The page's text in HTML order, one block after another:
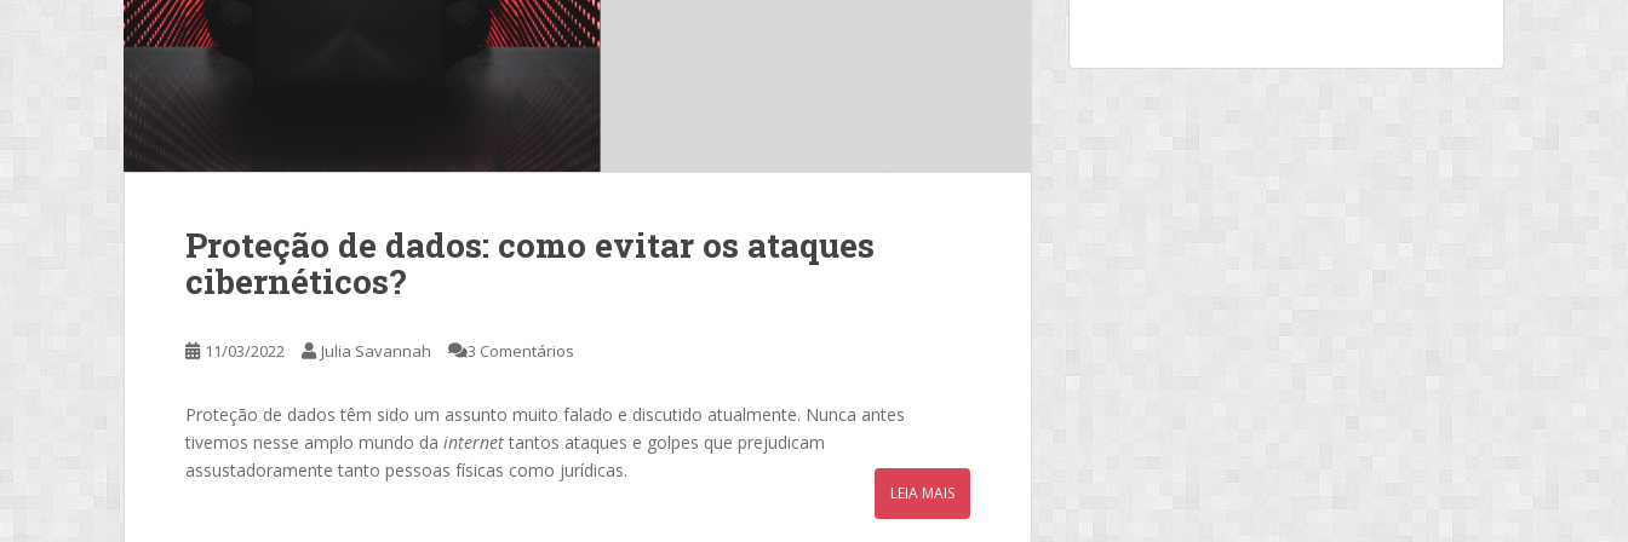
Proteção de dados: como evitar os ataques
cibernéticos?
11/03/2022 Julia Savannah 3 Comentários
Proteção de dados têm sido um assunto muito falado e discutido atualmente. Nunca antes
tivemos nesse amplo mundo da internet tantos ataques e golpes que prejudicam
assustadoramente tanto pessoas físicas como jurídicas.
LEIA MAIS